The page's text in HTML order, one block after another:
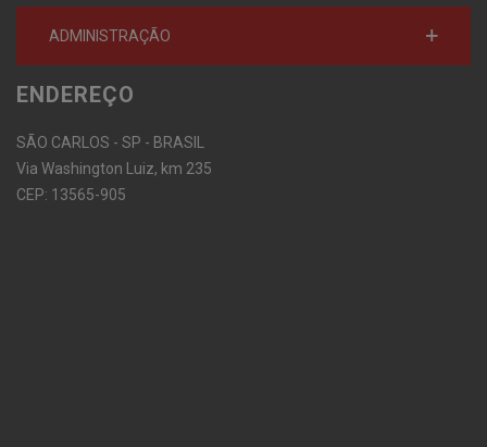
ADMINISTRAÇÃO
ENDEREÇO
SÃO CARLOS - SP - BRASIL
Via Washington Luiz, km 235
CEP: 13565-905